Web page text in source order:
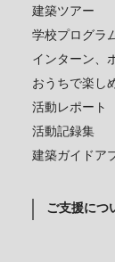
建築ツアー
学校プログラ
インターン、
おうちで楽し
活動レポート
活動記録集
建築ガイドア
ご支援につ